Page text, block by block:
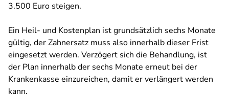
3.500 Euro steigen.
Ein Heil- und Kostenplan ist grundsätzlich sechs Monate
gültig, der Zahnersatz muss also innerhalb dieser Frist
eingesetzt werden. Verzögert sich die Behandlung, ist
der Plan innerhalb der sechs Monate erneut bei der
Krankenkasse einzureichen, damit er verlängert werden
kann.